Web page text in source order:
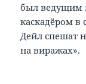
был ведущим
каскадёром в
Дейл спешат
на виражах».